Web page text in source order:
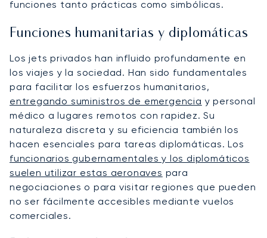
funciones tanto prácticas como simbólicas.
Funciones humanitarias y diplomáticas
Los jets privados han influido profundamente en
los viajes y la sociedad. Han sido fundamentales
para facilitar los esfuerzos humanitarios,
entregando suministros de emergencia y personal
médico a lugares remotos con rapidez. Su
naturaleza discreta y su eficiencia también los
hacen esenciales para tareas diplomáticas. Los
funcionarios gubernamentales y los diplomáticos
suelen utilizar estas aeronaves para
negociaciones o para visitar regiones que pueden
no ser fácilmente accesibles mediante vuelos
comerciales.